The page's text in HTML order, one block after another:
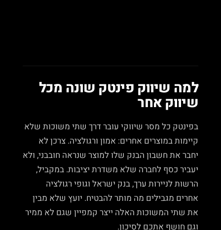
למה שיווק פינטק שונה מכל
שיווק אחר
בפינטק כל מסר שיווקי עובר דרך שתי משוכות שלא
קיימות במוצרים אחרים: אמון ורגולציה. צרכן לא
יחבר את חשבון הבנק שלו למוצר שנראה חובבני, ולא
יעביר כסף לחברה שלא משדרת יציבות. במקביל,
הרשות לניירות ערך, בנק ישראל וגופי רגולציה
אחרים מגבילים מה מותר להבטיח. יועץ שלא מבין
את שתי המשוכות האלה ייצר קמפיין שגם לא ממיר
וגם חושף אתכם לסיכון.